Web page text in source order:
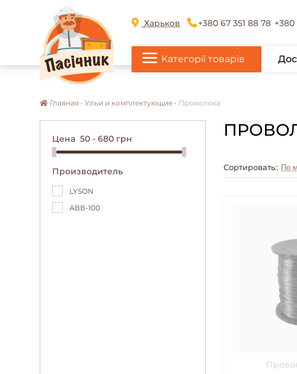
Харьков +380 67 351 88 78
Категорії товарів
Главная • Ульи и комплектующие • Проволока
Цена 50 - 680 грн
Производитель
LYSON
АВВ-100
Сортировать::